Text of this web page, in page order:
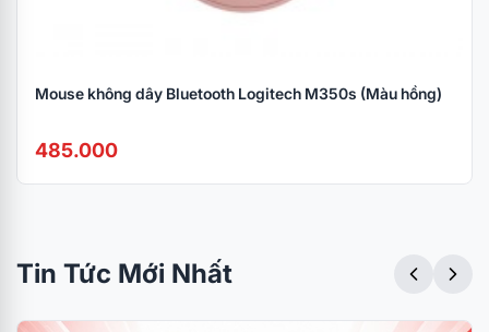
Mouse không dây Bluetooth Logitech M350s (Màu hồng)
485.000
Tin Tức Mới Nhất